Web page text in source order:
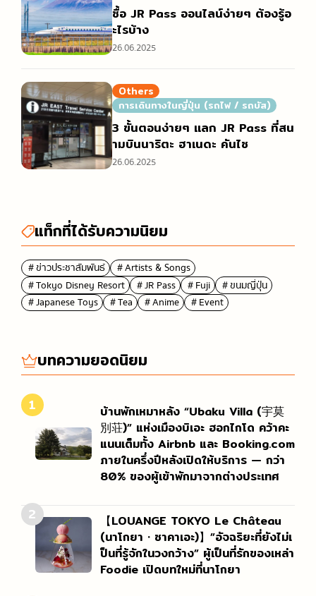
ซื้อ JR Pass ออนไลน์ง่ายๆ ต้องรู้อ
ะไรบ้าง
26.06.2025
Others
การเดินทางในญี่ปุ่น (รถไฟ / รถบัส)
3 ขั้นตอนง่ายๆ แลก JR Pass ที่สน
ามบินนาริตะ ฮาเนดะ คันไซ
26.06.2025
แท็กที่ได้รับความนิยม
＃ข่าวประชาสัมพันธ์
＃Artists & Songs
＃Tokyo Disney Resort
＃JR Pass ＃Fuji
＃ขนมญี่ปุ่น
＃Japanese Toys
＃Tea ＃Anime ＃Event
บทความยอดนิยม
1
บ้านพักเหมาหลัง “Ubaku Villa (宇莫
別荘)” แห่งเมืองบิเอะ ฮอกไกโด คว้าคะ
แนนเต็มทั้ง Airbnb และ Booking.com
ภายในครึ่งปีหลังเปิดให้บริการ — กว่า
80% ของผู้เข้าพักมาจากต่างประเทศ
2
【LOUANGE TOKYO Le Château
(นาโกยา・ซาคาเอะ)】”อัจฉริยะที่ยังไม่เ
ป็นที่รู้จักในวงกว้าง” ผู้เป็นที่รักของเหล่า
Foodie เปิดบทใหม่ที่นาโกยา